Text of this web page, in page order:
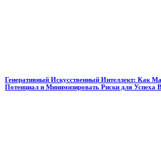
Генеративный Искусственный Интеллект: Как
Потенциал и Минимизировать Риски для Успеха